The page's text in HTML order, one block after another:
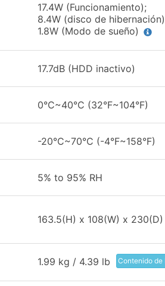
17.4W (Funcionamiento);
8.4W (disco de
1.8W (Modo de sueño)
17.7dB (HDD inactivo)
0°C~40°C (32°F~104°F)
-20°C~70°C (-4°F~158°F)
5% to 95% RH
163.5(H) x 108(W) x
1.99 kg / 4.39 lb Contenido de